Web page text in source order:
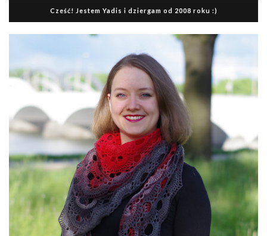
Cześć! Jestem Yadis i dziergam od 2008 roku :)